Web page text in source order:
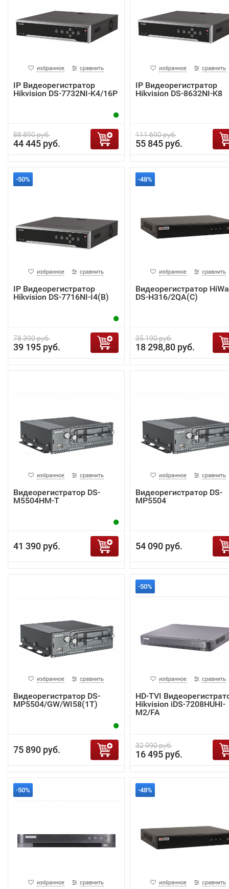
избранное сравнить
IP Видеорегистратор
Hikvision DS-7732NI-K4/16P
88 890 руб.
44 445 руб.
избранное сравнить
IP Видеорегистратор
Hikvision DS-8632NI-K8
111 690 руб.
55 845 руб.
-50%
избранное сравнить
IP Видеорегистратор
Hikvision DS-7716NI-I4(B)
78 390 руб.
39 195 руб.
-48%
избранное сравнить
Видеорегистратор
DS-H316/2QA(C)
35 190 руб.
18 298,80 руб.
избранное сравнить
Видеорегистратор DS-
M5504HM-T
41 390 руб.
избранное сравнить
Видеорегистратор DS-
MP5504
54 090 руб.
избранное сравнить
Видеорегистратор DS-
MP5504/GW/WI58(1T)
75 890 руб.
-50%
избранное сравнить
HD-TVI
Hikvision iDS-7208HUHI-
M2/FA
32 990 руб.
16 495 руб.
-50%
избранное сравнить
-48%
избранное сравнить